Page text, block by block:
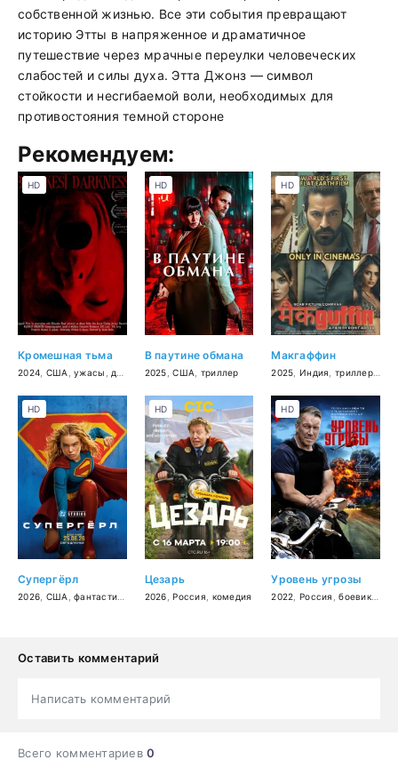
собственной жизнью. Все эти события превращают
историю Этты в напряженное и драматичное
путешествие через мрачные переулки человеческих
слабостей и силы духа. Этта Джонз — символ
стойкости и несгибаемой воли, необходимых для
противостояния темной стороне
Рекомендуем:
Кромешная тьма
2024 США ,ужасы драма
HD
В паутине обмана
2025 ,США триллер
HD
Макгаффин
2025 Индия триллер,
HD
Супергёрл
2026 США ,фантастика боевик драма, приключения
HD
Цезарь
2026 ,Россия комедия
HD
Уровень угрозы
2022 Россия ,боевик,
HD
Оставить комментарий
Написать комментарий
Всего комментариев0